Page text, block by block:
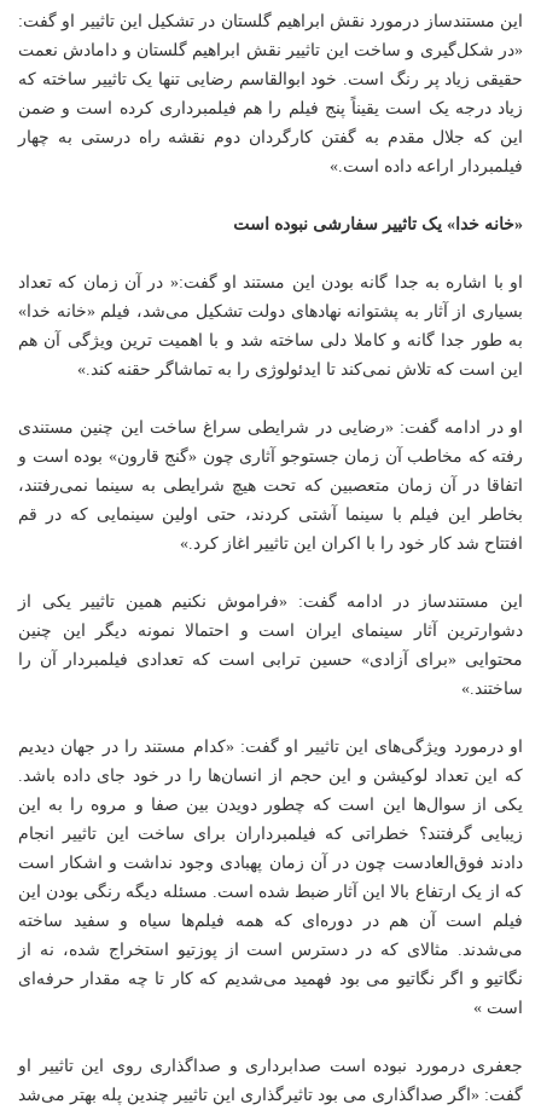
این مستندساز درمورد نقش ابراهیم گلستان در تشکیل این تاثییر او گفت:
«در شکل‌گیری و ساخت این تاثییر نقش ابراهیم گلستان و دامادش نعمت
حقیقی زیاد پر رنگ است. خود ابوالقاسم رضایی تنها یک تاثییر ساخته که
زیاد درجه یک است یقیناً پنج فیلم را هم فیلمبرداری کرده است و ضمن
این که جلال مقدم به گفتن کارگردان دوم نقشه راه درستی به چهار
فیلمبردار اراعه داده است.»
«خانه خدا» یک تاثییر سفارشی نبوده است
او با اشاره به جدا گانه بودن این مستند او گفت:« در آن زمان که تعداد
بسیاری از آثار به پشتوانه نهادهای دولت تشکیل می‌شد، فیلم «خانه خدا»
به طور جدا گانه و کاملا دلی ساخته شد و با اهمیت ترین ویژگی آن هم
این است که تلاش نمی‌کند تا ایدئولوژی را به تماشاگر حقنه کند.»
او در ادامه گفت: «رضایی در شرایطی سراغ ساخت این چنین مستندی
رفته که مخاطب آن زمان جستوجو آثاری چون «گنج قارون» بوده است و
اتفاقا در آن زمان متعصبین که تحت هیچ شرایطی به سینما نمی‌رفتند،
بخاطر این فیلم با سینما آشتی کردند، حتی اولین سینمایی که در قم
افتتاح شد کار خود را با اکران این تاثییر اغاز کرد.»
این مستندساز در ادامه گفت: «فراموش نکنیم همین تاثییر یکی از
دشوارترین آثار سینمای ایران است و احتمالا نمونه دیگر این چنین
محتوایی «برای آزادی» حسین ترابی است که تعدادی فیلمبردار آن را
ساختند.»
او درمورد ویژگی‌های این تاثییر او گفت: «کدام مستند را در جهان دیدیم
که این تعداد لوکیشن و این حجم از انسان‌ها را در خود جای داده باشد.
یکی از سوال‌ها این است که چطور دویدن بین صفا و مروه را به این
زیبایی گرفتند؟ خطراتی که فیلمبرداران برای ساخت این تاثییر انجام
دادند فوق‌العادست چون در آن زمان پهبادی وجود نداشت و اشکار است
که از یک ارتفاع بالا این آثار ضبط شده است. مسئله دیگه رنگی بودن این
فیلم است آن هم در دوره‌ای که همه فیلم‌ها سیاه و سفید ساخته
می‌شدند. مثالای که در دسترس است از پوزتیو استخراج شده، نه از
نگاتیو و اگر نگاتیو می بود فهمید می‌شدیم که کار تا چه مقدار حرفه‌ای
است »
جعفری درمورد نبوده است صدابرداری و صداگذاری روی این تاثییر او
گفت: «اگر صداگذاری می بود تاثیرگذاری این تاثییر چندین‌ پله بهتر می‌شد